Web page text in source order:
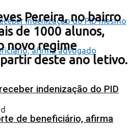
indenização do PID
de beneficiário, afirma
Pereira, no bairro
de 1000 alunos,
novo regime
deste ano letivo.